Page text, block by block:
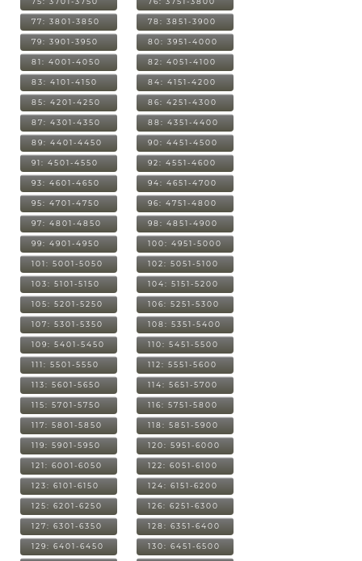
77: 3801-3850 78: 3851-3900
79: 3901-3950 80: 3951-4000
81: 4001-4050 82: 4051-4100
83: 4101-4150 84: 4151-4200
85: 4201-4250 86: 4251-4300
87: 4301-4350 88: 4351-4400
89: 4401-4450 90: 4451-4500
91: 4501-4550 92: 4551-4600
93: 4601-4650 94: 4651-4700
95: 4701-4750 96: 4751-4800
97: 4801-4850 98: 4851-4900
99: 4901-4950 100: 4951-5000
101: 5001-5050 102: 5051-5100
103: 5101-5150 104: 5151-5200
105: 5201-5250 106: 5251-5300
107: 5301-5350 108: 5351-5400
109: 5401-5450 110: 5451-5500
111: 5501-5550 112: 5551-5600
113: 5601-5650 114: 5651-5700
115: 5701-5750 116: 5751-5800
117: 5801-5850 118: 5851-5900
119: 5901-5950 120: 5951-6000
121: 6001-6050 122: 6051-6100
123: 6101-6150 124: 6151-6200
125: 6201-6250 126: 6251-6300
127: 6301-6350 128: 6351-6400
129: 6401-6450 130: 6451-6500